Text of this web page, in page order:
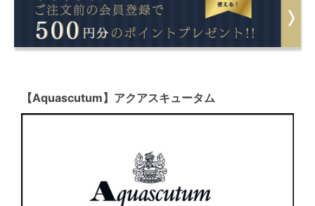
【Aquascutum】アクアスキュータム